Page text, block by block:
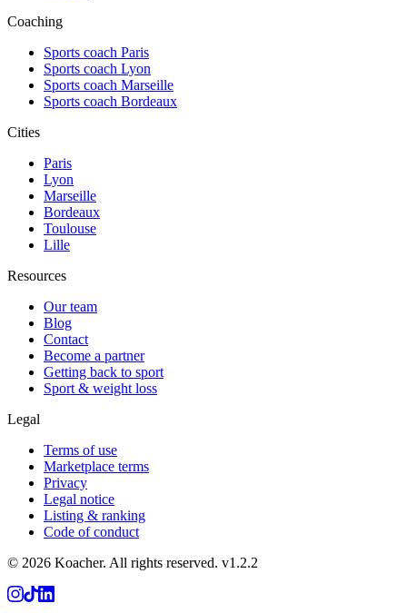
Coaching
Sports coach Paris
Sports coach Lyon
Sports coach Marseille
Sports coach Bordeaux
Cities
Paris
Lyon
Marseille
Bordeaux
Toulouse
Lille
Resources
Our team
Blog
Contact
Become a partner
Getting back to sport
Sport & weight loss
Legal
Terms of use
Marketplace terms
Privacy
Legal notice
Listing & ranking
Code of conduct
© 2026 Koacher. All rights reserved. v1.2.2